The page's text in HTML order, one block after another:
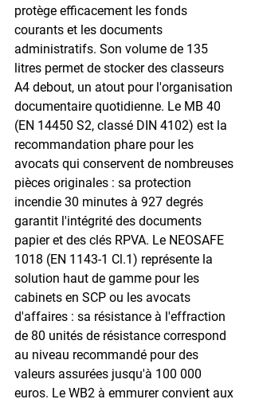
protège efficacement les fonds
courants et les documents
administratifs. Son volume de 135
litres permet de stocker des classeurs
A4 debout, un atout pour l'organisation
documentaire quotidienne. Le MB 40
(EN 14450 S2, classé DIN 4102) est la
recommandation phare pour les
avocats qui conservent de nombreuses
pièces originales : sa protection
incendie 30 minutes à 927 degrés
garantit l'intégrité des documents
papier et des clés RPVA. Le NEOSAFE
1018 (EN 1143-1 Cl.1) représente la
solution haut de gamme pour les
cabinets en SCP ou les avocats
d'affaires : sa résistance à l'effraction
de 80 unités de résistance correspond
au niveau recommandé pour des
valeurs assurées jusqu'à 100 000
euros. Le WB2 à emmurer convient aux